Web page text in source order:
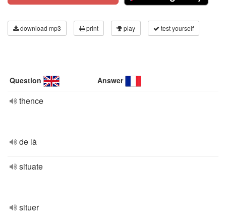
download mp3 print play test yourself
Question Answer
thence
de là
situate
situer